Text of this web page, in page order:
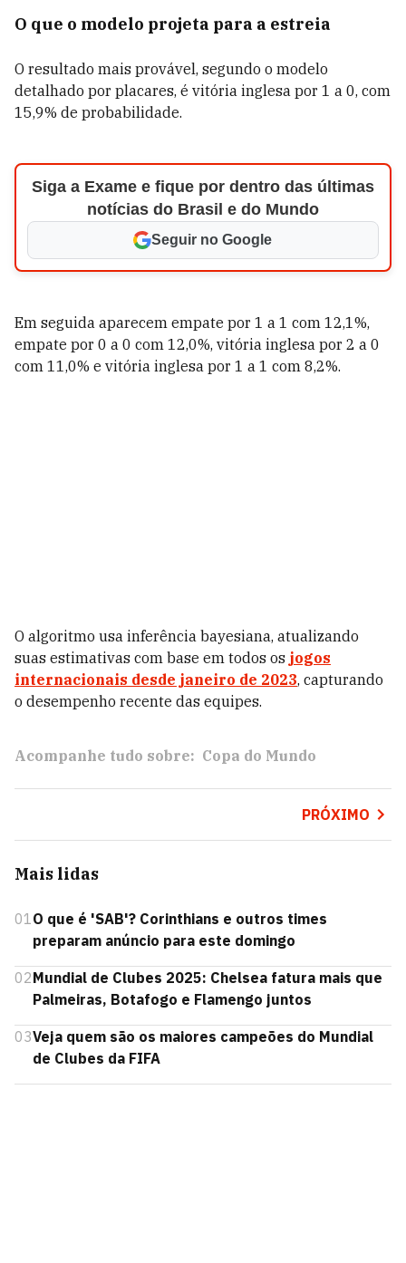
O que o modelo projeta para a estreia
O resultado mais provável, segundo o modelo
detalhado por placares, é vitória inglesa por 1 a 0, com
15,9% de probabilidade.
Siga a Exame e fique por dentro das últimas
notícias do Brasil e do Mundo
Seguir no Google
Em seguida aparecem empate por 1 a 1 com 12,1%,
empate por 0 a 0 com 12,0%, vitória inglesa por 2 a 0
com 11,0% e vitória inglesa por 1 a 1 com 8,2%.
O algoritmo usa inferência bayesiana, atualizando
suas estimativas com base em todos os jogos
internacionais desde janeiro de 2023, capturando
o desempenho recente das equipes.
Acompanhe tudo sobre: Copa do Mundo
PRÓXIMO
Mais lidas
01O que é 'SAB'? Corinthians e outros times
preparam anúncio para este domingo
02Mundial de Clubes 2025: Chelsea fatura mais que
Palmeiras, Botafogo e Flamengo juntos
03Veja quem são os maiores campeões do Mundial
de Clubes da FIFA